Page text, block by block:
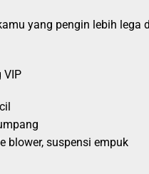
yang pengin lebih lega
VIP
blower, suspensi empuk